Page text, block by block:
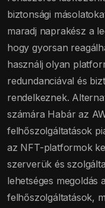
biztonsági
maradj naprakész a
hogy gyorsan
használj olyan
redundanciával és
rendelkeznek.
számára Habár az
felhőszolgáltatások
az NFT-platformok
szerverük és
lehetséges megoldás
felhőszolgáltatások,